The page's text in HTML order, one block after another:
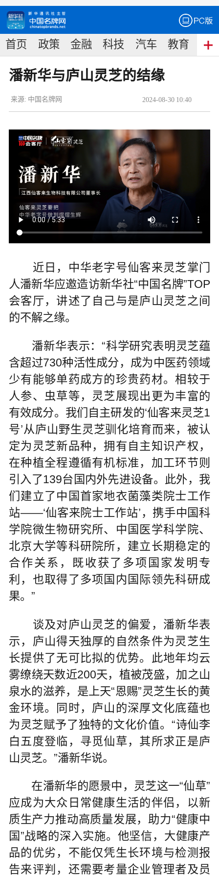
首页 政策 金融 科技 汽车 教育 食
潘新华与庐山灵芝的结缘
2024-08-30 10:40
来源: 中国名牌网
近日，中华老字号仙客来灵芝掌门
人潘新华应邀造访新华社“中国名牌”TOP
会客厅，讲述了自己与是庐山灵芝之间
的不解之缘。
潘新华表示：“科学研究表明灵芝蕴
含超过730种活性成分，成为中医药领域
少有能够单药成方的珍贵药材。相较于
人参、虫草等，灵芝展现出更为丰富的
有效成分。我们自主研发的‘仙客来灵芝1
号’从庐山野生灵芝驯化培育而来，被认
定为灵芝新品种，拥有自主知识产权，
在种植全程遵循有机标准，加工环节则
引入了139台国内外先进设备。此外，我
们建立了中国首家地衣菌藻类院士工作
站——‘仙客来院士工作站’，携手中国科
学院微生物研究所、中国医学科学院、
北京大学等科研院所，建立长期稳定的
合作关系，既收获了多项国家发明专
利，也取得了多项国内国际领先科研成
果。”
谈及对庐山灵芝的偏爱，潘新华表
示，庐山得天独厚的自然条件为灵芝生
长提供了无可比拟的优势。此地年均云
雾缭绕天数近200天，植被茂盛，加之山
泉水的滋养，是上天“恩赐”灵芝生长的黄
金环境。同时，庐山的深厚文化底蕴也
为灵芝赋予了独特的文化价值。“诗仙李
白五度登临，寻觅仙草，其所求正是庐
山灵芝。”潘新华说。
在潘新华的愿景中，灵芝这一“仙草”
应成为大众日常健康生活的伴侣，以新
质生产力推动高质量发展，助力“健康中
国”战略的深入实施。他坚信，大健康产
品的优劣，不能仅凭生长环境与检测报
告来评判，还需要考量企业管理者及员